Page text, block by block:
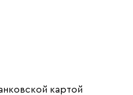
картой